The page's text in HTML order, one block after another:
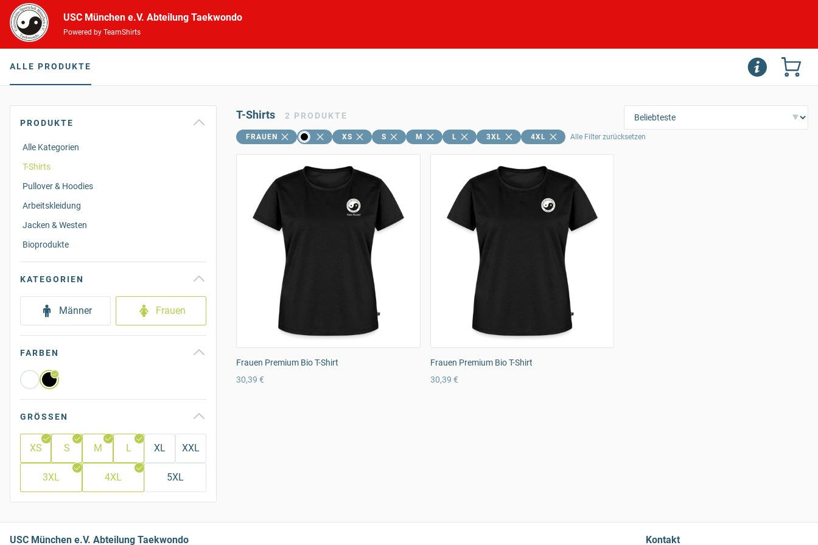
USC München e.V. Abteilung Taekwondo
Powered by TeamShirts
ALLE PRODUKTE
PRODUKTE
Alle Kategorien
T-Shirts
Pullover & Hoodies
Arbeitskleidung
Jacken & Westen
Bioprodukte
KATEGORIEN
Männer Frauen
FARBEN
GRÖSSEN
XS S M L XL XXL
3XL 4XL 5XL
T-Shirts 2 PRODUKTE
FRAUEN XS S M L 3XL 4XL Alle Filter zurücksetzen
Frauen Premium Bio T-Shirt
30,39 €
Frauen Premium Bio T-Shirt
30,39 €
USC München e.V. Abteilung Taekwondo Kontakt